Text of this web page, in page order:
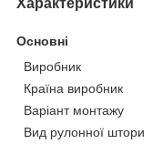
Характеристики
Основні
Виробник
Країна виробник
Варіант монтажу
Вид рулонної штори